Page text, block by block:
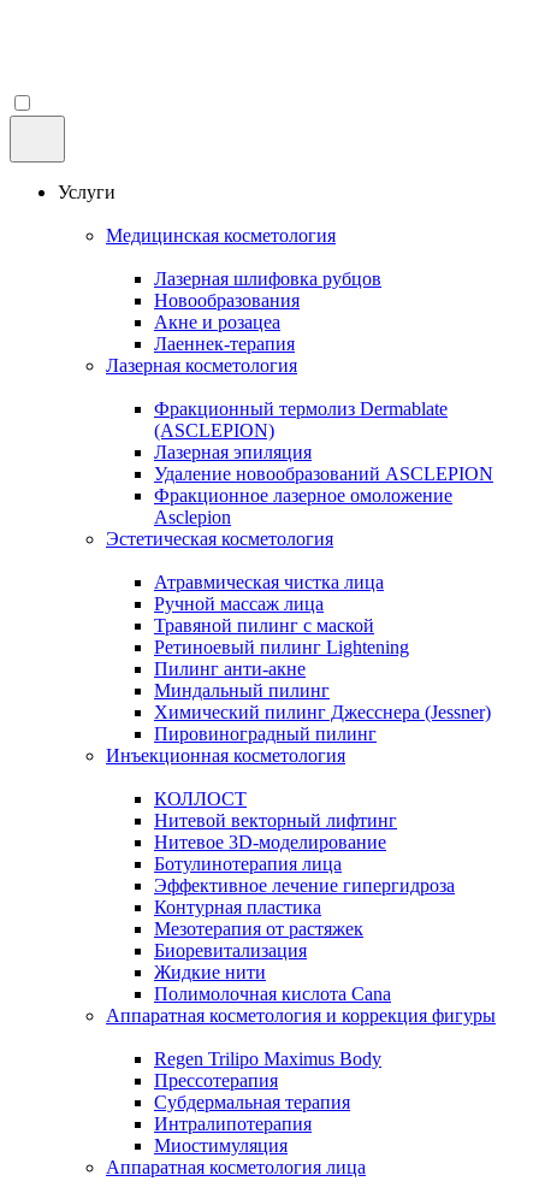
Услуги
Медицинская косметология
Лазерная шлифовка рубцов
Новообразования
Акне и розацеа
Лаеннек-терапия
Лазерная косметология
Фракционный термолиз Dermablate
(ASCLEPION)
Лазерная эпиляция
Удаление новообразований ASCLEPION
Фракционное лазерное омоложение
Asclepion
Эстетическая косметология
Атравмическая чистка лица
Ручной массаж лица
Травяной пилинг с маской
Ретиноевый пилинг Lightening
Пилинг анти-акне
Миндальный пилинг
Химический пилинг Джесснера (Jessner)
Пировиноградный пилинг
Инъекционная косметология
КОЛЛОСТ
Нитевой векторный лифтинг
Нитевое 3D-моделирование
Ботулинотерапия лица
Эффективное лечение гипергидроза
Контурная пластика
Мезотерапия от растяжек
Биоревитализация
Жидкие нити
Полимолочная кислота Cana
Аппаратная косметология и коррекция фигуры
Regen Trilipo Maximus Body
Прессотерапия
Субдермальная терапия
Интралипотерапия
Миостимуляция
Аппаратная косметология лица